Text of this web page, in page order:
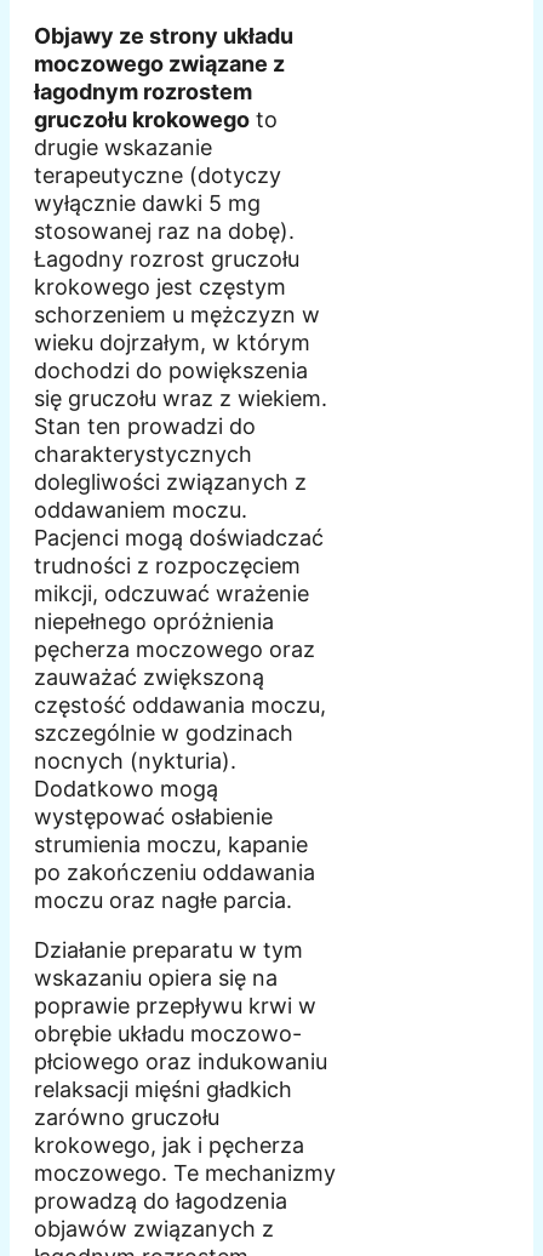
Objawy ze strony układu
moczowego związane z
łagodnym rozrostem
gruczołu krokowego to
drugie wskazanie
terapeutyczne (dotyczy
wyłącznie dawki 5 mg
stosowanej raz na dobę).
Łagodny rozrost gruczołu
krokowego jest częstym
schorzeniem u mężczyzn w
wieku dojrzałym, w którym
dochodzi do powiększenia
się gruczołu wraz z wiekiem.
Stan ten prowadzi do
charakterystycznych
dolegliwości związanych z
oddawaniem moczu.
Pacjenci mogą doświadczać
trudności z rozpoczęciem
mikcji, odczuwać wrażenie
niepełnego opróżnienia
pęcherza moczowego oraz
zauważać zwiększoną
częstość oddawania moczu,
szczególnie w godzinach
nocnych (nykturia).
Dodatkowo mogą
występować osłabienie
strumienia moczu, kapanie
po zakończeniu oddawania
moczu oraz nagłe parcia.
Działanie preparatu w tym
wskazaniu opiera się na
poprawie przepływu krwi w
obrębie układu moczowo-
płciowego oraz indukowaniu
relaksacji mięśni gładkich
zarówno gruczołu
krokowego, jak i pęcherza
moczowego. Te mechanizmy
prowadzą do łagodzenia
objawów związanych z